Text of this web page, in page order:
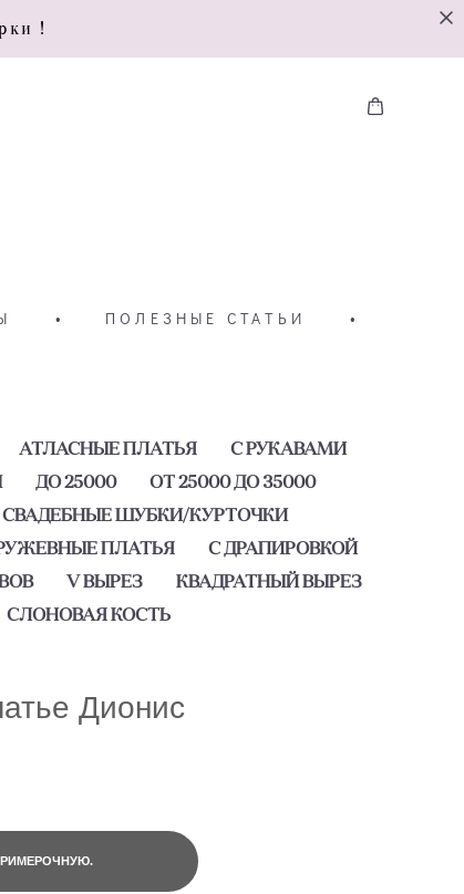
!
• ПОЛЕЗНЫЕ СТАТЬИ
•
АТЛАСНЫЕ ПЛАТЬЯ
С РУКАВАМИ
ДО 25000
ОТ 25000 ДО 35000
СВАДЕБНЫЕ ШУБКИ/КУРТОЧКИ
ПЛАТЬЯ
С ДРАПИРОВКОЙ
V ВЫРЕЗ
КВАДРАТНЫЙ ВЫРЕЗ
СЛОНОВАЯ КОСТЬ
Дионис